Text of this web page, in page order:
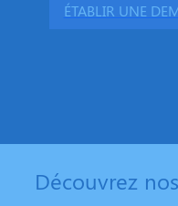
ÉTABLIR UNE
Découvrez